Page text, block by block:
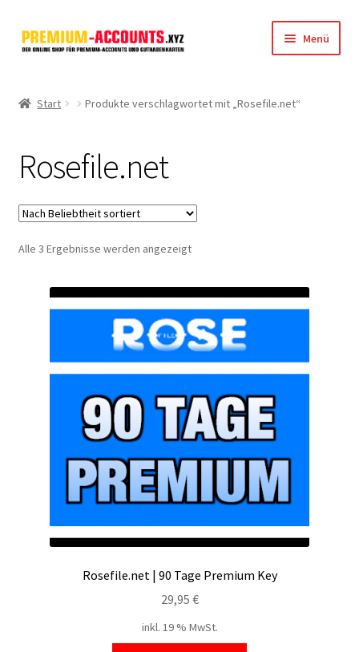
Zur
Navigation
Zum
Inhalt
Menü
FileJoker
Depositfiles
TakeFile
FileFox.cc
Filesmonster
Filespace
VipFile.cc
Ex-Load
Start Produkte verschlagwortet mit „Rosefile.net“
Rosefile.net
Alle 3 Ergebnisse werden angezeigtNach
Rosefile.net | 90 Tage Premium Key
29,95 €
inkl. 19 % MwSt.